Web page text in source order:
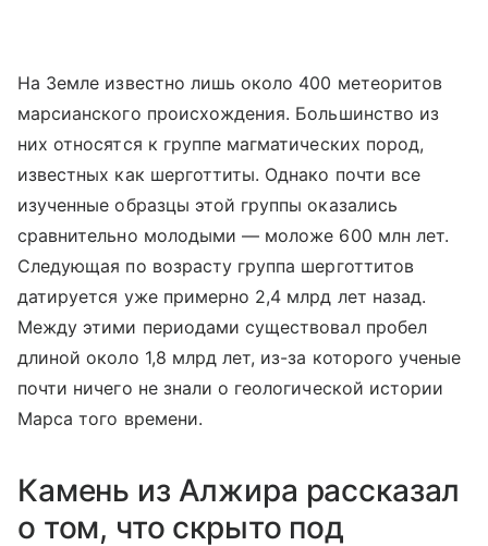
На Земле известно лишь около 400 метеоритов
марсианского происхождения. Большинство из
них относятся к группе магматических пород,
известных как шерготтиты. Однако почти все
изученные образцы этой группы оказались
сравнительно молодыми — моложе 600 млн лет.
Следующая по возрасту группа шерготтитов
датируется уже примерно 2,4 млрд лет назад.
Между этими периодами существовал пробел
длиной около 1,8 млрд лет, из-за которого ученые
почти ничего не знали о геологической истории
Марса того времени.
Камень из Алжира рассказал
о том, что скрыто под